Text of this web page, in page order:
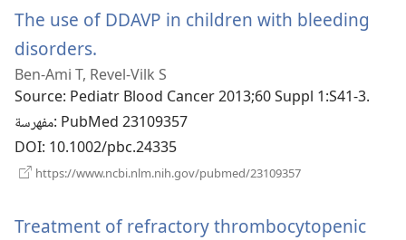
The use of DDAVP in children with bleeding
disorders.
نافذة
جديدة)
Ben-Ami T, Revel-Vilk S
Source‎: Pediatr Blood Cancer 2013;60 Suppl 1:S41-3.
مفهرسة‎: PubMed 23109357
DOI‎: 10.1002/pbc.24335
https://www.ncbi.nlm.nih.gov/pubmed/23109357
Treatment of refractory thrombocytopenic